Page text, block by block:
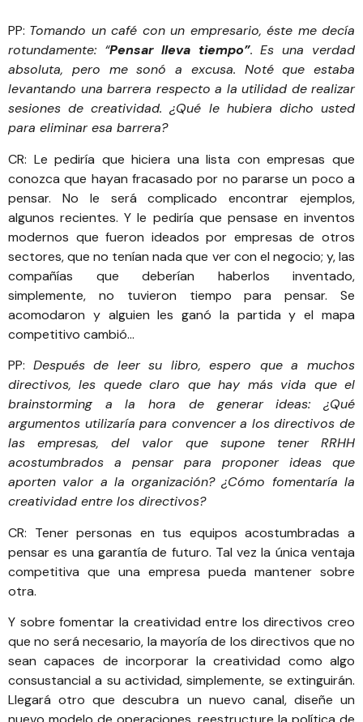
PP: Tomando un café con un empresario, éste me decía
rotundamente: “Pensar lleva tiempo”. Es una verdad
absoluta, pero me sonó a excusa. Noté que estaba
levantando una barrera respecto a la utilidad de realizar
sesiones de creatividad. ¿Qué le hubiera dicho usted
para eliminar esa barrera?
CR: Le pediría que hiciera una lista con empresas que
conozca que hayan fracasado por no pararse un poco a
pensar. No le será complicado encontrar ejemplos,
algunos recientes. Y le pediría que pensase en inventos
modernos que fueron ideados por empresas de otros
sectores, que no tenían nada que ver con el negocio; y, las
compañías que deberían haberlos inventado,
simplemente, no tuvieron tiempo para pensar. Se
acomodaron y alguien les ganó la partida y el mapa
competitivo cambió…
PP: Después de leer su libro, espero que a muchos
directivos, les quede claro que hay más vida que el
brainstorming a la hora de generar ideas: ¿Qué
argumentos utilizaría para convencer a los directivos de
las empresas, del valor que supone tener RRHH
acostumbrados a pensar para proponer ideas que
aporten valor a la organización? ¿Cómo fomentaría la
creatividad entre los directivos?
CR: Tener personas en tus equipos acostumbradas a
pensar es una garantía de futuro. Tal vez la única ventaja
competitiva que una empresa pueda mantener sobre
otra.
Y sobre fomentar la creatividad entre los directivos creo
que no será necesario, la mayoría de los directivos que no
sean capaces de incorporar la creatividad como algo
consustancial a su actividad, simplemente, se extinguirán.
Llegará otro que descubra un nuevo canal, diseñe un